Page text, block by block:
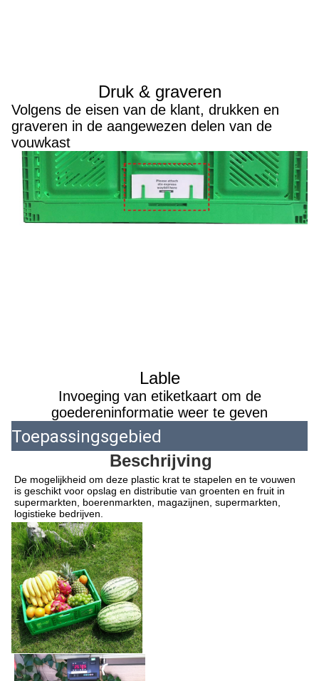
Druk & graveren
Volgens de eisen van de klant, drukken en
graveren in de aangewezen delen van de
vouwkast
Lable
Invoeging van etiketkaart om de
goedereninformatie weer te geven
Toepassingsgebied
Beschrijving
De mogelijkheid om deze plastic krat te stapelen en te vouwen
is geschikt voor opslag en distributie van groenten en fruit in
supermarkten, boerenmarkten, magazijnen, supermarkten,
logistieke bedrijven.